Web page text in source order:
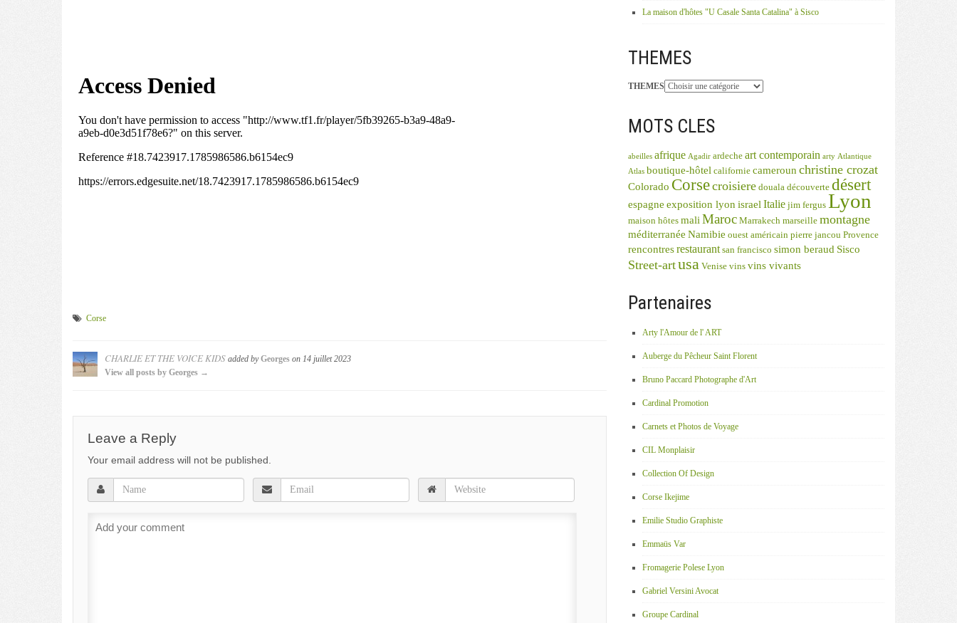
Corse
CHARLIE ET THE VOICE KIDS added byGeorges on 14 juillet 2023
View all posts by Georges →
Leave a Reply
Your email address will not be published.
La maison d'hôtes "U Casale Santa Catalina" à Sisco
THEMES
THEMES
MOTS CLES
abeilles afrique Agadir ardeche art contemporain arty Atlantique
Atlas boutique-hôtel californie cameroun christine crozat
Colorado Corsecroisiere douala découverte désert
espagne exposition lyon israel Italie jim fergus Lyon
maison hôtes mali Maroc Marrakech marseille montagne
méditerranée Namibie ouest américain pierre jancou Provence
rencontresrestaurant san francisco simon beraud Sisco
Street-artusa Venise vins vins vivants
Partenaires
Arty l'Amour de l' ART
Auberge du Pêcheur Saint Florent
Bruno Paccard Photographe d'Art
Cardinal Promotion
Carnets et Photos de Voyage
CIL Monplaisir
Collection Of Design
Corse Ikejime
Emilie Studio Graphiste
Emmaüs Var
Fromagerie Polese Lyon
Gabriel Versini Avocat
Groupe Cardinal